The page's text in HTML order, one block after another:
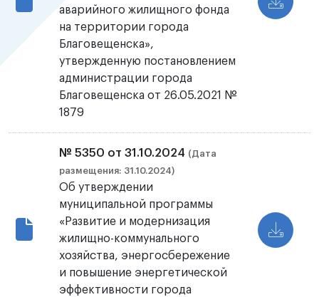
аварийного жилищного фонда
на территории города
Благовещенска»,
утвержденную постановлением
администрации города
Благовещенска от 26.05.2021 №
1879
№ 5350 от 31.10.2024 (Дата
размещения: 31.10.2024)
Об утверждении
муниципальной программы
«Развитие и модернизация
жилищно-коммунального
хозяйства, энергосбережение
и повышение энергетической
эффективности города